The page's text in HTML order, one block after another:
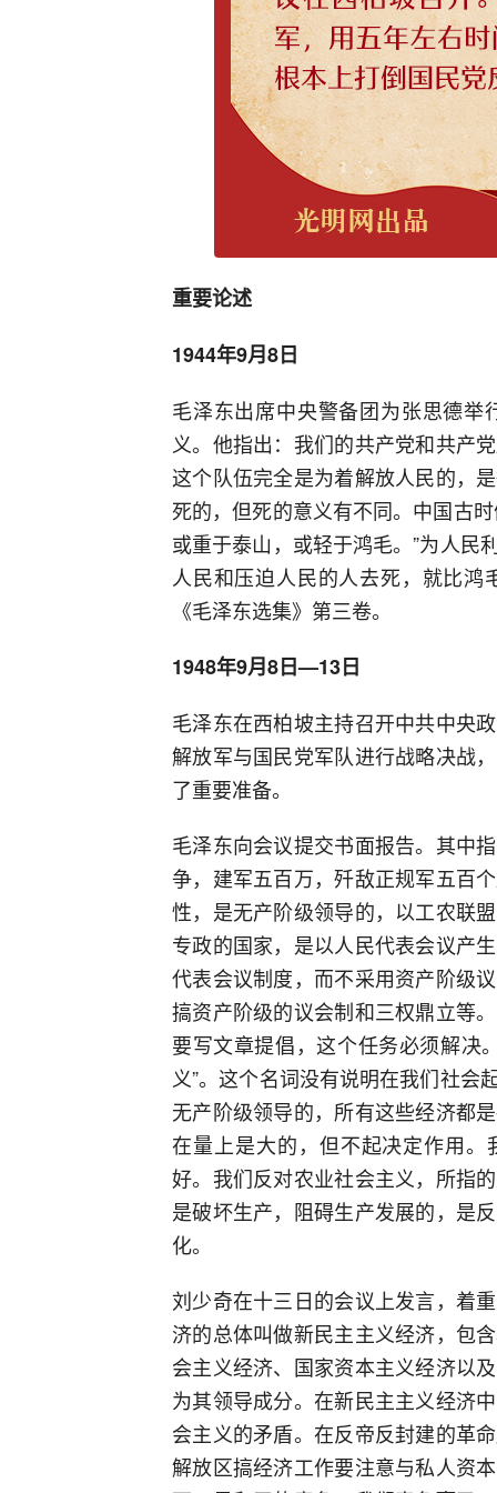
重要论述
1944年9月8日
毛泽东出席中央警备团为张思德
义。他指出：我们的共产党和共产
这个队伍完全是为着解放人民的，
死的，但死的意义有不同。中国古
或重于泰山，或轻于鸿毛。”为人民
人民和压迫人民的人去死，就比
《毛泽东选集》第三卷。
1948年9月8日—13日
毛泽东在西柏坡主持召开中共中央
解放军与国民党军队进行战略决战
了重要准备。
毛泽东向会议提交书面报告。其中
争，建军五百万，歼敌正规军五百
性，是无产阶级领导的，以工农联
专政的国家，是以人民代表会议产
代表会议制度，而不采用资产阶级
搞资产阶级的议会制和三权鼎立等
要写文章提倡，这个任务必须解决
义”。这个名词没有说明在我们社会
无产阶级领导的，所有这些经济都
在量上是大的，但不起决定作用。
好。我们反对农业社会主义，所指
是破坏生产，阻碍生产发展的，是
化。
刘少奇在十三日的会议上发言，着
济的总体叫做新民主主义经济，包
会主义经济、国家资本主义经济以
为其领导成分。在新民主主义经济
会主义的矛盾。在反帝反封建的革
解放区搞经济工作要注意与私人资